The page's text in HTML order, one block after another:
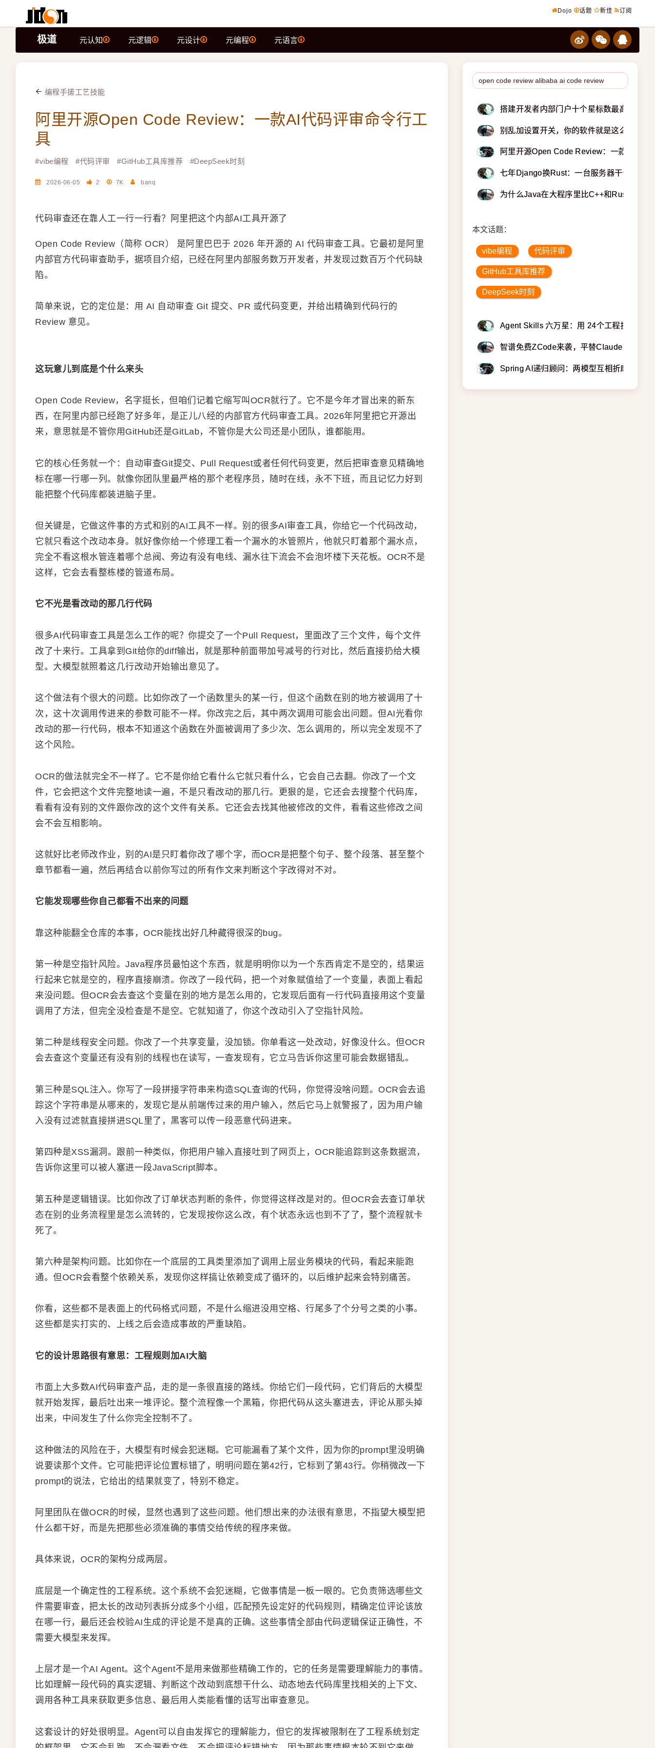
Dojo 话题 新佳 订阅
极道 元认知 元逻辑 元设计 元编程 元语言
编程手搓工艺技能
阿里开源Open Code Review：一款AI代码评审命令行工
具
#vibe编程 #代码评审 #GitHub工具库推荐 #DeepSeek时刻
2026-06-05 2 7K banq
代码审查还在靠人工一行一行看？阿里把这个内部AI工具开源了
Open Code Review（简称 OCR） 是阿里巴巴于 2026 年开源的 AI 代码审查工具。它最初是阿里
内部官方代码审查助手，据项目介绍，已经在阿里内部服务数万开发者，并发现过数百万个代码缺
陷。
简单来说，它的定位是：用 AI 自动审查 Git 提交、PR 或代码变更，并给出精确到代码行的
Review 意见。
这玩意儿到底是个什么来头
Open Code Review，名字挺长，但咱们记着它缩写叫OCR就行了。它不是今年才冒出来的新东
西，在阿里内部已经跑了好多年，是正儿八经的内部官方代码审查工具。2026年阿里把它开源出
来，意思就是不管你用GitHub还是GitLab，不管你是大公司还是小团队，谁都能用。
它的核心任务就一个：自动审查Git提交、Pull Request或者任何代码变更，然后把审查意见精确地
标在哪一行哪一列。就像你团队里最严格的那个老程序员，随时在线，永不下班，而且记忆力好到
能把整个代码库都装进脑子里。
但关键是，它做这件事的方式和别的AI工具不一样。别的很多AI审查工具，你给它一个代码改动，
它就只看这个改动本身。就好像你给一个修理工看一个漏水的水管照片，他就只盯着那个漏水点，
完全不看这根水管连着哪个总阀、旁边有没有电线、漏水往下流会不会泡坏楼下天花板。OCR不是
这样，它会去看整栋楼的管道布局。
它不光是看改动的那几行代码
很多AI代码审查工具是怎么工作的呢？你提交了一个Pull Request，里面改了三个文件，每个文件
改了十来行。工具拿到Git给你的diff输出，就是那种前面带加号减号的行对比，然后直接扔给大模
型。大模型就照着这几行改动开始输出意见了。
这个做法有个很大的问题。比如你改了一个函数里头的某一行，但这个函数在别的地方被调用了十
次，这十次调用传进来的参数可能不一样。你改完之后，其中两次调用可能会出问题。但AI光看你
改动的那一行代码，根本不知道这个函数在外面被调用了多少次、怎么调用的，所以完全发现不了
这个风险。
OCR的做法就完全不一样了。它不是你给它看什么它就只看什么，它会自己去翻。你改了一个文
件，它会把这个文件完整地读一遍，不是只看改动的那几行。更狠的是，它还会去搜整个代码库，
看看有没有别的文件跟你改的这个文件有关系。它还会去找其他被修改的文件，看看这些修改之间
会不会互相影响。
这就好比老师改作业，别的AI是只盯着你改了哪个字，而OCR是把整个句子、整个段落、甚至整个
章节都看一遍，然后再结合以前你写过的所有作文来判断这个字改得对不对。
它能发现哪些你自己都看不出来的问题
靠这种能翻全仓库的本事，OCR能找出好几种藏得很深的bug。
第一种是空指针风险。Java程序员最怕这个东西，就是明明你以为一个东西肯定不是空的，结果运
行起来它就是空的，程序直接崩溃。你改了一段代码，把一个对象赋值给了一个变量，表面上看起
来没问题。但OCR会去查这个变量在别的地方是怎么用的，它发现后面有一行代码直接用这个变量
调用了方法，但完全没检查是不是空。它就知道了，你这个改动引入了空指针风险。
第二种是线程安全问题。你改了一个共享变量，没加锁。你单看这一处改动，好像没什么。但OCR
会去查这个变量还有没有别的线程也在读写，一查发现有，它立马告诉你这里可能会数据错乱。
第三种是SQL注入。你写了一段拼接字符串来构造SQL查询的代码，你觉得没啥问题。OCR会去追
踪这个字符串是从哪来的，发现它是从前端传过来的用户输入，然后它马上就警报了，因为用户输
入没有过滤就直接拼进SQL里了，黑客可以传一段恶意代码进来。
第四种是XSS漏洞。跟前一种类似，你把用户输入直接吐到了网页上，OCR能追踪到这条数据流，
告诉你这里可以被人塞进一段JavaScript脚本。
第五种是逻辑错误。比如你改了订单状态判断的条件，你觉得这样改是对的。但OCR会去查订单状
态在别的业务流程里是怎么流转的，它发现按你这么改，有个状态永远也到不了了，整个流程就卡
死了。
第六种是架构问题。比如你在一个底层的工具类里添加了调用上层业务模块的代码，看起来能跑
通。但OCR会看整个依赖关系，发现你这样搞让依赖变成了循环的，以后维护起来会特别痛苦。
你看，这些都不是表面上的代码格式问题，不是什么缩进没用空格、行尾多了个分号之类的小事。
这些都是实打实的、上线之后会造成事故的严重缺陷。
它的设计思路很有意思：工程规则加AI大脑
市面上大多数AI代码审查产品，走的是一条很直接的路线。你给它们一段代码，它们背后的大模型
就开始发挥，最后吐出来一堆评论。整个流程像一个黑箱，你把代码从这头塞进去，评论从那头掉
出来，中间发生了什么你完全控制不了。
这种做法的风险在于，大模型有时候会犯迷糊。它可能漏看了某个文件，因为你的prompt里没明确
说要读那个文件。它可能把评论位置标错了，明明问题在第42行，它标到了第43行。你稍微改一下
prompt的说法，它给出的结果就变了，特别不稳定。
阿里团队在做OCR的时候，显然也遇到了这些问题。他们想出来的办法很有意思，不指望大模型把
什么都干好，而是先把那些必须准确的事情交给传统的程序来做。
具体来说，OCR的架构分成两层。
底层是一个确定性的工程系统。这个系统不会犯迷糊，它做事情是一板一眼的。它负责筛选哪些文
件需要审查，把太长的改动列表拆分成多个小组，匹配预先设定好的代码规则，精确定位评论该放
在哪一行，最后还会校验AI生成的评论是不是真的正确。这些事情全部由代码逻辑保证正确性，不
需要大模型来发挥。
上层才是一个AI Agent。这个Agent不是用来做那些精确工作的，它的任务是需要理解能力的事情。
比如理解一段代码的真实逻辑、判断这个改动到底想干什么、动态地去代码库里找相关的上下文、
调用各种工具来获取更多信息、最后用人类能看懂的话写出审查意见。
这套设计的好处很明显。Agent可以自由发挥它的理解能力，但它的发挥被限制在了工程系统划定
搭建开发者内部门户十个星标数最高GitHub
别乱加设置开关，你的软件就是这么烂掉的
阿里开源Open Code Review：一款AI代码
七年Django换Rust：一台服务器干十台的活
为什么Java在大程序里比C++和Rust更快？
本文话题：
vibe编程 代码评审
GitHub工具库推荐
DeepSeek时刻
Agent Skills 六万星：用 24个工程技能实现
智谱免费ZCode来袭，平替Claude Code到
Spring AI递归顾问：两模型互相折磨 实现